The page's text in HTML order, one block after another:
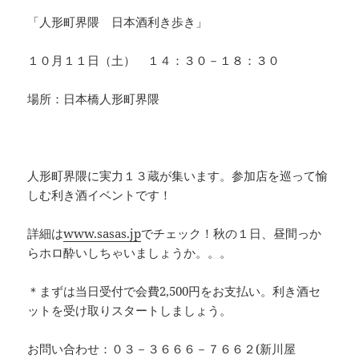
「人形町界隈 日本酒利き歩き」
１０月１１日（土） １４：３０－１８：３０
場所：日本橋人形町界隈
人形町界隈に実力１３蔵が集います。参加店を巡って愉
しむ利き酒イベントです！
詳細はwww.sasas.jpでチェック！秋の１日、昼間っか
らホロ酔いしちゃいましょうか。。。
＊まずは当日受付で会費2,500円をお支払い。利き酒セ
ットを受け取りスタートしましょう。
お問い合わせ：０３－３６６６－７６６２(新川屋